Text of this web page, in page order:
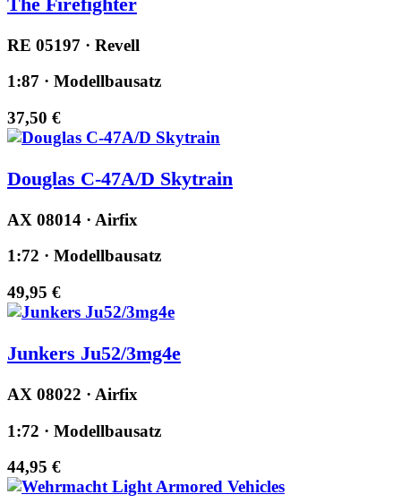
RE 05197 · Revell
1:87 · Modellbausatz
37,50 €
Douglas C-47A/D Skytrain
AX 08014 · Airfix
1:72 · Modellbausatz
49,95 €
Junkers Ju52/3mg4e
AX 08022 · Airfix
1:72 · Modellbausatz
44,95 €